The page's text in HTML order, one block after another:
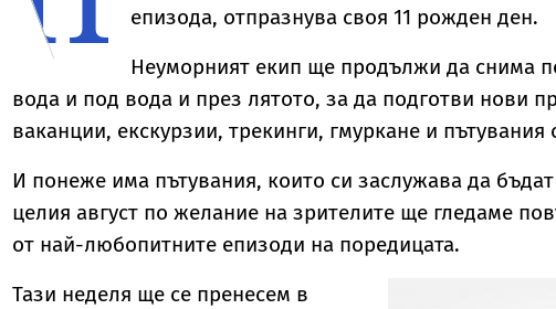
епизода, отпразнува своя 11 рожден ден.
Неуморният екип ще продължи да снима
вода и под вода и през лятото, за да подготви нови
ваканции, екскурзии, трекинги, гмуркане и пътувания
И понеже има пътувания, които си заслужава да
целия август по желание на зрителите ще гледаме
от най-любопитните епизоди на поредицата.
Тази неделя ще се пренесем в